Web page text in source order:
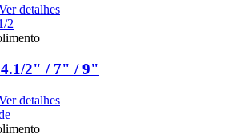
detalhes
2" / 7" / 9"
detalhes